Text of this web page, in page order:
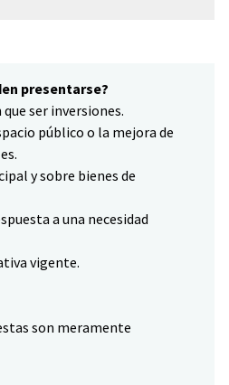
presentarse?
ser inversiones.
público o la mejora de
y sobre bienes de
a una necesidad
vigente.
son meramente